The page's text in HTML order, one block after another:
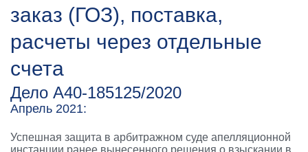
заказ (ГОЗ), поставка,
расчеты через отдельные
счета
Дело А40-185125/2020
Апрель 2021:
Успешная защита в арбитражном суде апелляционной
инстанции ранее вынесенного решения о взыскании в